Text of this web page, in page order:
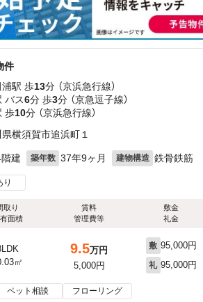
件
駅 歩13分 （京浜急行線）
バス6分 歩3分 （京急逗子線）
歩10分 （京浜急行線）
横須賀市追浜町１
建 築年数 37年9ヶ月 建物構造 鉄骨鉄筋
り
取り
面積
賃料
管理費等
敷金
礼金
㎡
9.5万円
5,000円
敷 95,000円
礼 95,000円
ペット相談 フローリング